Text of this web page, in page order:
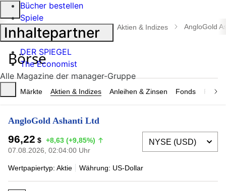
Suche
öffnen
manager magazin Börse Aktien & Indizes AngloGold
Märkte Aktien & Indizes Anleihen & Zinsen Fonds
AngloGold Ashanti Ltd
96,22 $ +8,63 (+9,85%)
07.08.2026, 02:04:00 Uhr
Wertpapiertyp: Aktie Währung: US-Dollar
Bücher bestellen
Spiele
Inhaltepartner
DER SPIEGEL
The Economist
Alle Magazine der manager-Gruppe